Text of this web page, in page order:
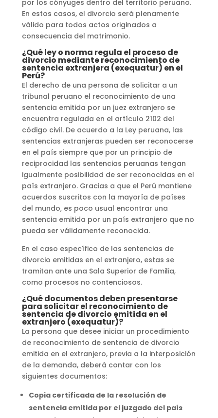
por los cónyuges dentro del territorio peruano.
En estos casos, el divorcio será plenamente
válido para todos actos originados a
consecuencia del matrimonio.
¿Qué ley o norma regula el proceso de
divorcio mediante reconocimiento de
sentencia extranjera (exequatur) en el
Perú?
El derecho de una persona de solicitar a un
tribunal peruano el reconocimiento de una
sentencia emitida por un juez extranjero se
encuentra regulada en el artículo 2102 del
código civil. De acuerdo a la Ley peruana, las
sentencias extranjeras pueden ser reconocerse
en el país siempre que por un principio de
reciprocidad las sentencias peruanas tengan
igualmente posibilidad de ser reconocidas en el
país extranjero. Gracias a que el Perú mantiene
acuerdos suscritos con la mayoría de países
del mundo, es poco usual encontrar una
sentencia emitida por un país extranjero que no
pueda ser válidamente reconocida.
En el caso específico de las sentencias de
divorcio emitidas en el extranjero, estas se
tramitan ante una Sala Superior de Familia,
como procesos no contenciosos.
¿Qué documentos deben presentarse
para solicitar el reconocimiento de
sentencia de divorcio emitida en el
extranjero (exequatur)?
La persona que desee iniciar un procedimiento
de reconocimiento de sentencia de divorcio
emitida en el extranjero, previa a la interposición
de la demanda, deberá contar con los
siguientes documentos:
Copia certificada de la resolución de
sentencia emitida por el juzgado del país